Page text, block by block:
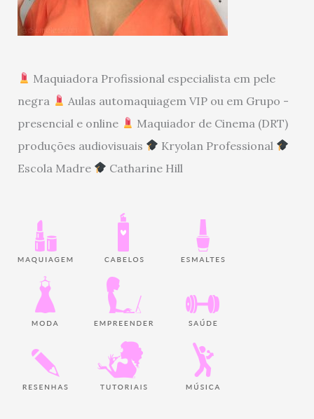
Maquiadora Profissional especialista em pele
negra
Aulas automaquiagem VIP ou em Grupo -
presencial e online
Maquiador de Cinema (DRT)
produções audiovisuais
Kryolan Professional
Escola Madre
Catharine Hill